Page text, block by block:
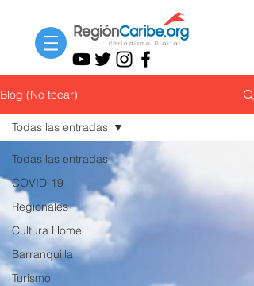
Blog (No tocar)
Todas las entradas
COVID-19
Regionales
Cultura Home
Barranquilla
Turismo
Todas las entradas